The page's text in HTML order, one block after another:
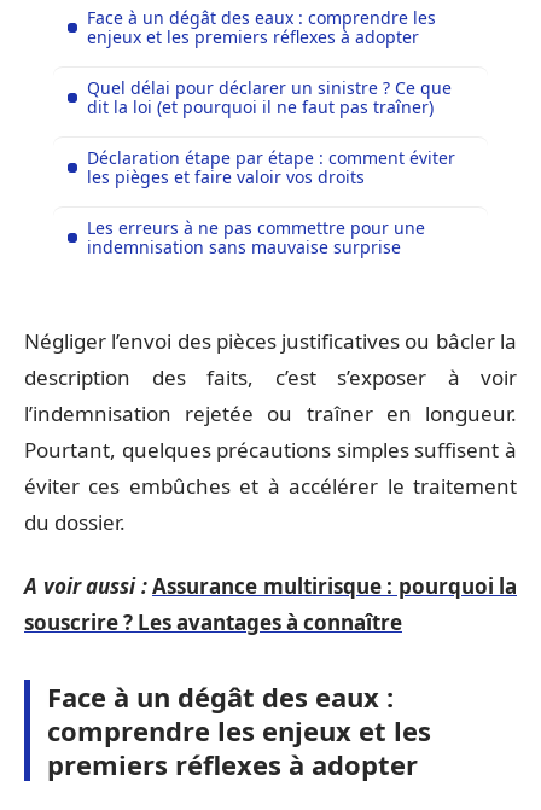
Face à un dégât des eaux : comprendre les
enjeux et les premiers réflexes à adopter
Quel délai pour déclarer un sinistre ? Ce que
dit la loi (et pourquoi il ne faut pas traîner)
Déclaration étape par étape : comment éviter
les pièges et faire valoir vos droits
Les erreurs à ne pas commettre pour une
indemnisation sans mauvaise surprise
Négliger l’envoi des pièces justificatives ou bâcler la
description des faits, c’est s’exposer à voir
l’indemnisation rejetée ou traîner en longueur.
Pourtant, quelques précautions simples suffisent à
éviter ces embûches et à accélérer le traitement
du dossier.
A voir aussi :Assurance multirisque : pourquoi la
souscrire ? Les avantages à connaître
Face à un dégât des eaux :
comprendre les enjeux et les
premiers réflexes à adopter